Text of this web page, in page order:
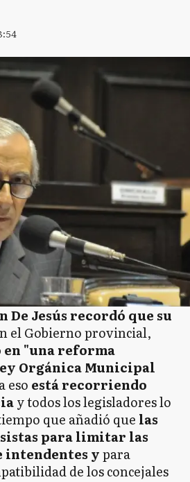
De Jesús recordó que su
el Gobierno provincial,
en "una reforma
Orgánica Municipal
eso está recorriendo
y todos los legisladores lo
que añadió que las
para limitar las
intendentes ypara
de los concejales